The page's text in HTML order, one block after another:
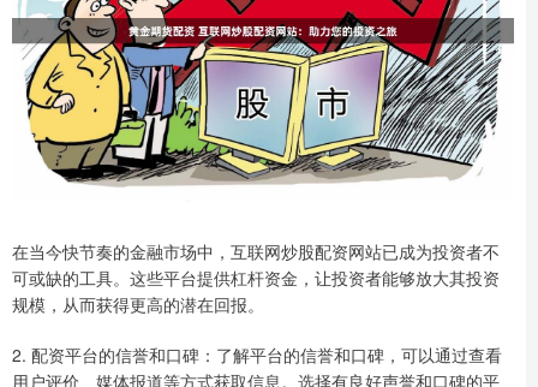
在当今快节奏的金融市场中，互联网炒股配资网站已成为投资者不
可或缺的工具。这些平台提供杠杆资金，让投资者能够放大其投资
规模，从而获得更高的潜在回报。
2. 配资平台的信誉和口碑：了解平台的信誉和口碑，可以通过查看
用户评价、媒体报道等方式获取信息。选择有良好声誉和口碑的平